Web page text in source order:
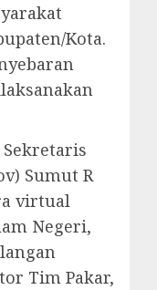
Kota.
Sumut R
virtual
Negeri,
Tim Pakar,